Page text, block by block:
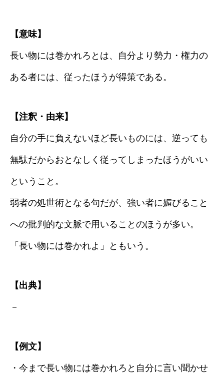
【意味】
長い物には巻かれろとは、自分より勢力・権力の
ある者には、従ったほうが得策である。
【注釈・由来】
自分の手に負えないほど長いものには、逆っても
無駄だからおとなしく従ってしまったほうがいい
ということ。
弱者の処世術となる句だが、強い者に媚びること
への批判的な文脈で用いることのほうが多い。
「長い物には巻かれよ」ともいう。
【出典】
－
【例文】
・今まで長い物には巻かれろと自分に言い聞かせ